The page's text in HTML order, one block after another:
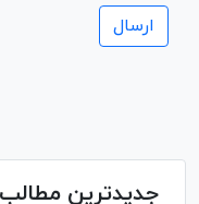
جدیدترین مطالب